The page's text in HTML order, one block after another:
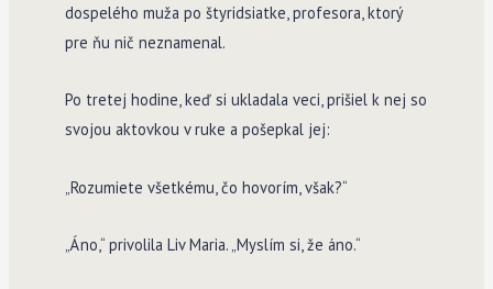
dospelého muža po štyridsiatke, profesora, ktorý
pre ňu nič neznamenal.
Po tretej hodine, keď si ukladala veci, prišiel k nej so
svojou aktovkou v ruke a pošepkal jej:
„Rozumiete všetkému, čo hovorím, však?“
„Áno,“ privolila Liv Maria. „Myslím si, že áno.“